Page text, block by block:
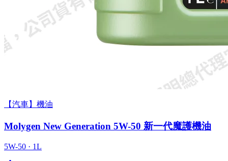
【汽車】機油
Molygen New Gener­a­tion 5W-50 新一代魔護機油
5W-50 · 1L